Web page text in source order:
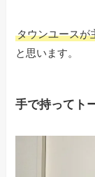
タウンユースが
と思います。
手で持ってト